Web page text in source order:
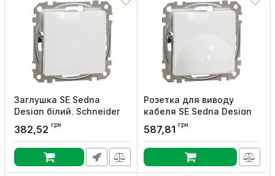
Заглушка SE Sedna
Design білий, Schneider
Артикул:
382,52 грн
Розетка для виводу
кабеля SE Sedna Design
білий, Schneider Electric
Артикул:
587,81 грн